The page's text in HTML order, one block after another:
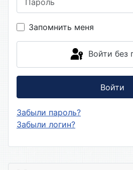
Запомнить меня
Войти без
Войти
Забыли пароль?
Забыли логин?